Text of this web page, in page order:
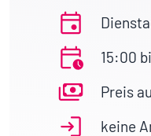
15:00
Preis
keine